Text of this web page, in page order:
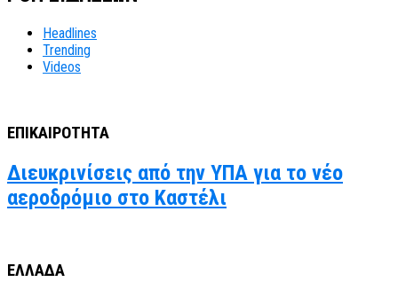
Headlines
Trending
Videos
ΕΠΙΚΑΙΡΟΤΗΤΑ
Διευκρινίσεις από την ΥΠΑ για το νέο
αεροδρόμιο στο Καστέλι
ΕΛΛΑΔΑ